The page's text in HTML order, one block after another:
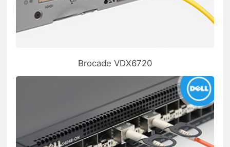
Brocade VDX6720